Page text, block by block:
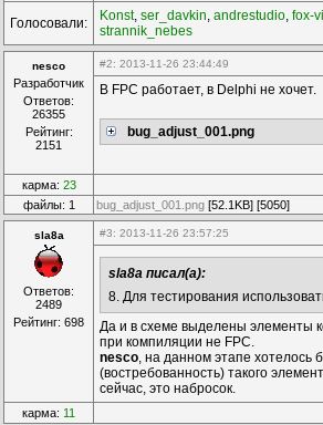
Голосовали: Konst, ser_davkin, andrestudio, fox-
strannik_nebes
nesco
Разработчик
Ответов:
26355
Рейтинг:
2151
#2: 2013-11-26 23:44:49
В FPC работает, в Delphi не хочет.
bug_adjust_001.png
карма: 23
файлы: 1 bug_adjust_001.png [52.1KB] [5050]
sla8a
Ответов:
2489
Рейтинг: 698
#3: 2013-11-26 23:57:25
sla8a писал(а):
8. Для тестирования
Да и в схеме выделены элементы
при компиляции не FPC.
nesco, на данном этапе хотелось
(востребованность) такого
сейчас, это набросок.
карма: 11